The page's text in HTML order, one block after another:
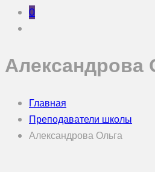
0
Александрова
Главная
Преподаватели школы
Александрова Ольга